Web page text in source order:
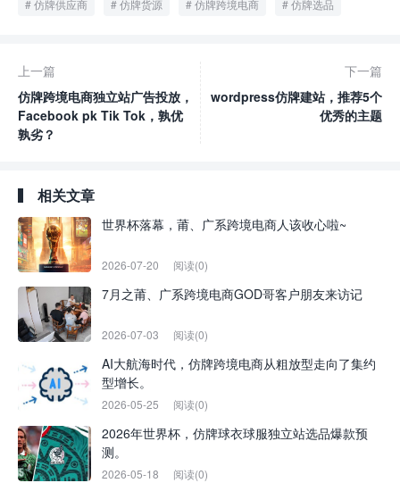
仿牌供应商 仿牌货源 仿牌跨境电商 仿牌选品
上一篇
仿牌跨境电商独立站广告投放，
Facebook pk Tik Tok，孰优
孰劣？
下一篇
wordpress仿牌建站，推荐5个
优秀的主题
相关文章
世界杯落幕，莆、广系跨境电商人该收心啦~
2026-07-20 阅读(0)
7月之莆、广系跨境电商GOD哥客户朋友来访记
2026-07-03 阅读(0)
AI大航海时代，仿牌跨境电商从粗放型走向了集约
型增长。
2026-05-25 阅读(0)
2026年世界杯，仿牌球衣球服独立站选品爆款预
测。
2026-05-18 阅读(0)